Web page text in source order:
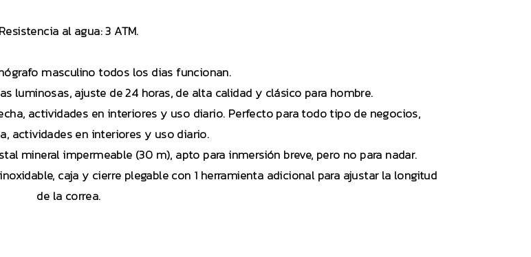
Resistencia al agua: 3 ATM.
masculino todos los dias funcionan.
luminosas, ajuste de 24 horas, de alta calidad y clásico para hombre.
actividades en interiores y uso diario. Perfecto para todo tipo de negocios,
actividades en interiores y uso diario.
mineral impermeable (30 m), apto para inmersión breve, pero no para nadar.
caja y cierre plegable con 1 herramienta adicional para ajustar la longitud
de la correa.